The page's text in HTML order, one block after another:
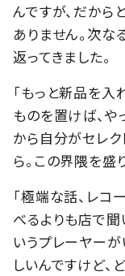
んですが、だから
ありません。次
返ってきました。
「もっと新品を入
ものを置けば、や
から自分がセレ
ら。この界隈を盛
「極端な話、レコ
べるよりも店で聞
いうプレーヤーが
しいんですけど、